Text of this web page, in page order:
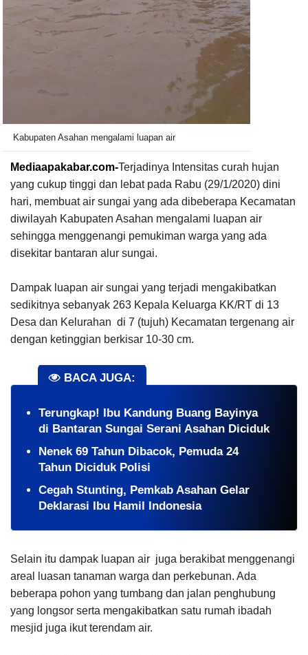
Kabupaten Asahan mengalami luapan air
Mediaapakabar.com-Terjadinya Intensitas curah hujan
yang cukup tinggi dan lebat pada Rabu (29/1/2020) dini
hari, membuat air sungai yang ada dibeberapa Kecamatan
diwilayah Kabupaten Asahan mengalami luapan air
sehingga menggenangi pemukiman warga yang ada
disekitar bantaran alur sungai.
Dampak luapan air sungai yang terjadi mengakibatkan
sedikitnya sebanyak 263 Kepala Keluarga KK/RT di 13
Desa dan Kelurahan di 7 (tujuh) Kecamatan tergenang air
dengan ketinggian berkisar 10-30 cm.
BACA JUGA:
Terungkap! Ibu Kandung Buang Bayinya
di Bantaran Sungai Serani Asahan Diciduk
Nenek 69 Tahun Dibacok, Pemuda 24
Tahun Diciduk Polisi
Cegah Stunting, Pemkab Asahan Gelar
Deklarasi Ibu Hamil Indonesia
Selain itu dampak luapan air juga berakibat menggenangi
areal luasan tanaman warga dan perkebunan. Ada
beberapa pohon yang tumbang dan jalan penghubung
yang longsor serta mengakibatkan satu rumah ibadah
mesjid juga ikut terendam air.